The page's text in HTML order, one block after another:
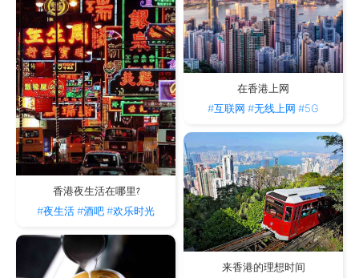
在香港上网
#互联网 #无线上网 #5G
香港夜生活在哪里?
#夜生活#酒吧#欢乐时光
来香港的理想时间